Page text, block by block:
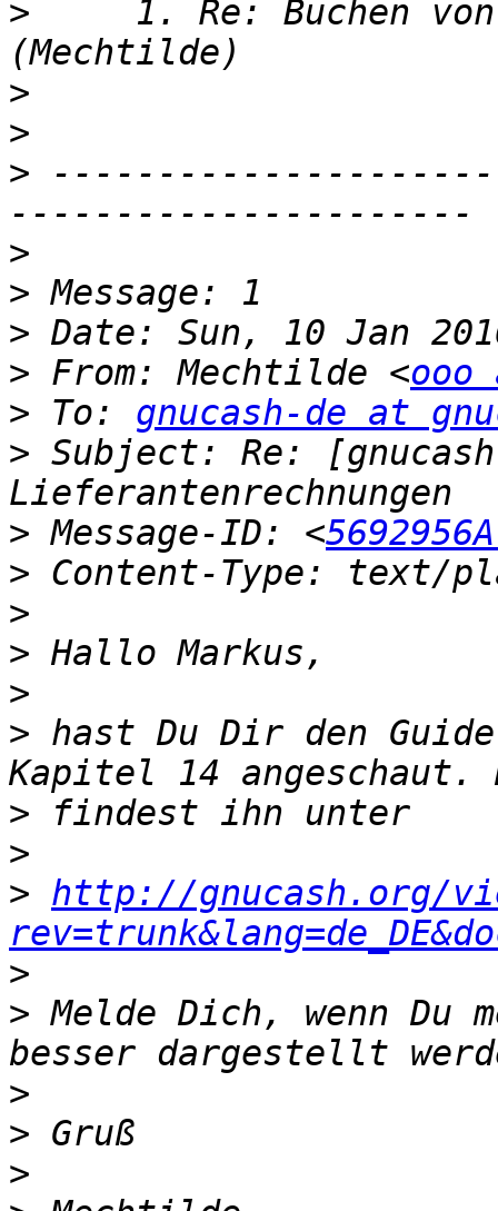
>
1. Re: Buchen
>
>
>
>
>
>
> From: Mechtilde <ooo
> To: gnucash-de at
> Subject: Re:
> Message-ID: <
>
>
>
>
> hast Du Dir den
>
>
> http://gnucash.org/
>
> Melde Dich, wenn Du
>
>
>